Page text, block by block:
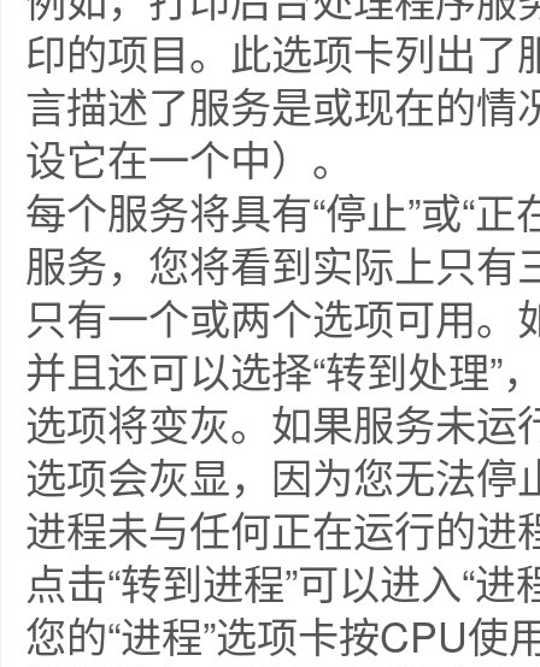
印的项目。此选项卡列出
言描述了服务是或现在的
设它在一个中）。
每个服务将具有“停止”或“
服务，您将看到实际上只
只有一个或两个选项可用。
并且还可以选择“转到处理”
选项将变灰。如果服务未运
选项会灰显，因为您无法
进程未与任何正在运行的进
点击“转到进程”可以进入“
您的“进程”选项卡按CPU